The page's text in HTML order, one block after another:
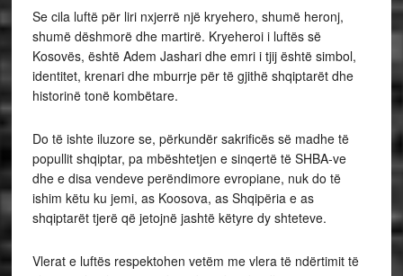
Se cila luftë për liri nxjerrë një kryehero, shumë heronj,
shumë dëshmorë dhe martirë. Kryeheroi i luftës së
Kosovës, është Adem Jashari dhe emri i tjij është simbol,
identitet, krenari dhe mburrje për të gjithë shqiptarët dhe
historinë tonë kombëtare.
Do të ishte iluzore se, përkundër sakrificës së madhe të
popullit shqiptar, pa mbështetjen e sinqertë të SHBA-ve
dhe e disa vendeve perëndimore evropiane, nuk do të
ishim këtu ku jemi, as Koosova, as Shqipëria e as
shqiptarët tjerë që jetojnë jashtë këtyre dy shteteve.
Vlerat e luftës respektohen vetëm me vlera të ndërtimit të